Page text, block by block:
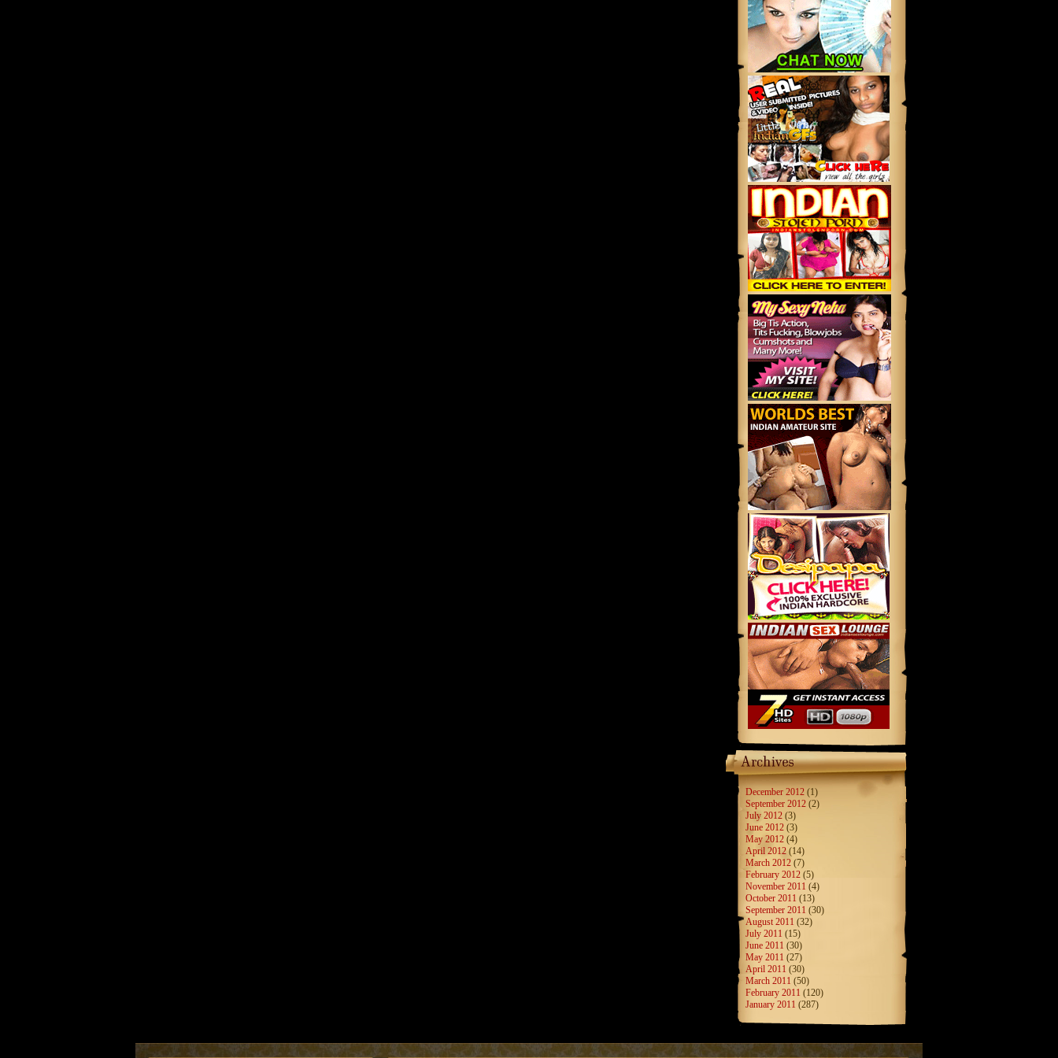
December 2012 (1)
September 2012 (2)
July 2012 (3)
June 2012 (3)
May 2012 (4)
April 2012 (14)
March 2012 (7)
February 2012 (5)
November 2011 (4)
October 2011 (13)
September 2011 (30)
August 2011 (32)
July 2011 (15)
June 2011 (30)
May 2011 (27)
April 2011 (30)
March 2011 (50)
February 2011 (120)
January 2011 (287)